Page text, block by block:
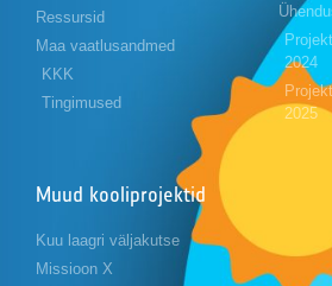
Ressursid
Maa vaatlusandmed
KKK
Tingimused
2024
2025
Muud kooliprojektid
Kuu laagri väljakutse
Missioon X